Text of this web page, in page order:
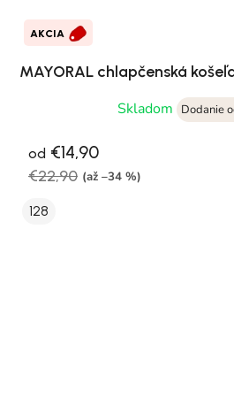
AKCIA
MAYORAL chlapčenská
Skladom
Dodanie
od €14,90
€22,90 (až –34 %)
128